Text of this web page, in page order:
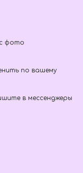
фото
по вашему
в мессенджеры